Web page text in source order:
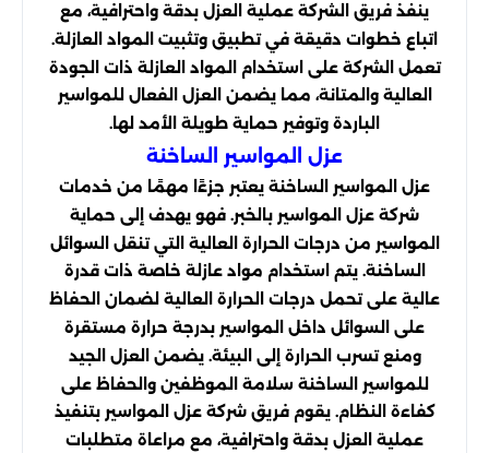
ينفذ فريق الشركة عملية العزل بدقة واحترافية، مع
اتباع خطوات دقيقة في تطبيق وتثبيت المواد العازلة.
تعمل الشركة على استخدام المواد العازلة ذات الجودة
العالية والمتانة، مما يضمن العزل الفعال للمواسير
الباردة وتوفير حماية طويلة الأمد لها.
عزل المواسير الساخنة
عزل المواسير الساخنة يعتبر جزءًا مهمًا من خدمات
شركة عزل المواسير بالخبر. فهو يهدف إلى حماية
المواسير من درجات الحرارة العالية التي تنقل السوائل
الساخنة. يتم استخدام مواد عازلة خاصة ذات قدرة
عالية على تحمل درجات الحرارة العالية لضمان الحفاظ
على السوائل داخل المواسير بدرجة حرارة مستقرة
ومنع تسرب الحرارة إلى البيئة. يضمن العزل الجيد
للمواسير الساخنة سلامة الموظفين والحفاظ على
كفاءة النظام. يقوم فريق شركة عزل المواسير بتنفيذ
عملية العزل بدقة واحترافية، مع مراعاة متطلبات